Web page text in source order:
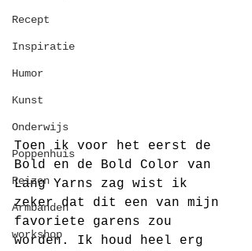
Recept
Inspiratie
Humor
Kunst
Onderwijs
Poppenhuis
Reizen
Armbanden
workshop
Toen ik voor het eerst de
Bold en de Bold Color van
Lang Yarns zag wist ik
zeker dat dit een van mijn
favoriete garens zou
worden. Ik houd heel erg